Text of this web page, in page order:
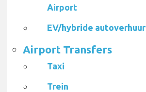
Airport
EV/hybride autoverhuur
Airport Transfers
Taxi
Trein